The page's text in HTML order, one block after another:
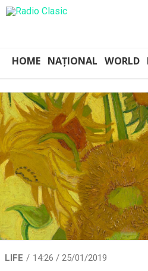
HOME NAȚIONAL WORLD
LIFE 14:26 / 25/01/2019